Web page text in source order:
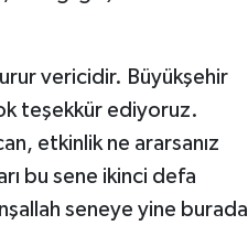
vericidir. Büyükşehir
teşekkür ediyoruz.
etkinlik ne ararsanız
bu sene ikinci defa
seneye yine burada